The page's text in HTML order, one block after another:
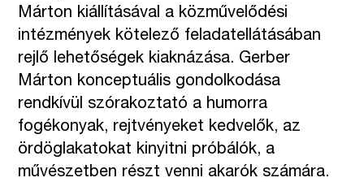
Márton kiállításával a közművelődési
intézmények kötelező feladatellátásában
rejlő lehetőségek kiaknázása. Gerber
Márton konceptuális gondolkodása
rendkívül szórakoztató a humorra
fogékonyak, rejtvényeket kedvelők, az
ördöglakatokat kinyitni próbálók, a
művészetben részt venni akarók számára.